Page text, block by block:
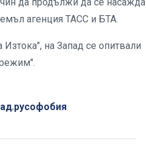
агенция ТАСС и БТА.
на Запад се опитвали
,русофобия